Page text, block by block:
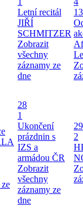
Letní recitál
JIŘÍ
SCHMITZER
Zobrazit
všechny
záznamy ze
dne
28
1
Ukončení
prázdnin s
IZS a
armádou ČR
Zobrazit
všechny
záznamy ze
dne
29
2